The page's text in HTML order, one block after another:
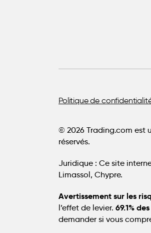
Politique de
© 2026 Trading.com est
réservés.
Juridique : Ce site
Limassol, Chypre.
Avertissement sur les
l’effet de levier. 69.1%
demander si vous